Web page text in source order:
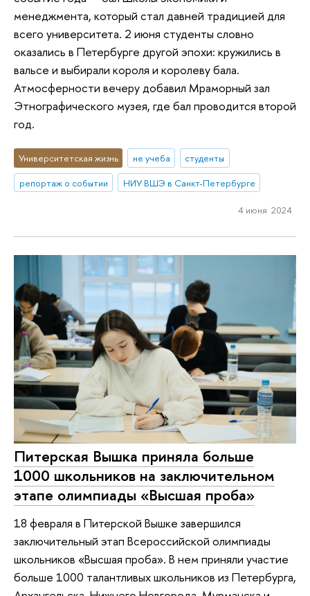
менеджмента, который стал давней традицией для
всего университета. 2 июня студенты словно
оказались в Петербурге другой эпохи: кружились в
вальсе и выбирали короля и королеву бала.
Атмосферности вечеру добавил Мраморный зал
Этнографического музея, где бал проводится второй
год.
Университетская жизнь не учеба
студенты
репортаж о событии
НИУ ВШЭ в Санкт-Петербурге
4 июня 2024
Питерская Вышка приняла больше
1000 школьников на заключительном
этапе олимпиады «Высшая проба»
18 февраля в Питерской Вышке завершился
заключительный этап Всероссийской олимпиады
школьников «Высшая проба». В нем приняли участие
больше 1000 талантливых школьников из Петербурга,